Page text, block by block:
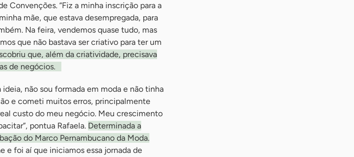
Convenções. “Fiz a minha inscrição para a
mãe, que estava desempregada, para
Na feira, vendemos quase tudo, mas
que não bastava ser criativo para ter um
que, além da criatividade, precisava
de negócios.
não sou formada em moda e não tinha
e cometi muitos erros, principalmente
custo do meu negócio. Meu crescimento
pontua Rafaela. Determinada a
do Marco Pernambucano da Moda.
e foi aí que iniciamos essa jornada de